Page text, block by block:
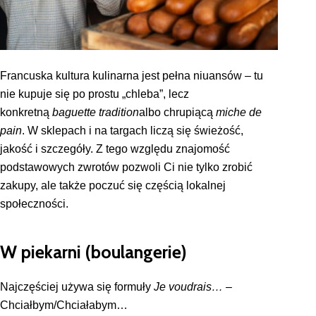
Francuska kultura kulinarna jest pełna niuansów – tu
nie kupuje się po prostu „chleba”, lecz
konkretną baguette traditionalbo chrupiącą miche de
pain. W sklepach i na targach liczą się świeżość,
jakość i szczegóły. Z tego względu znajomość
podstawowych zwrotów pozwoli Ci nie tylko zrobić
zakupy, ale także poczuć się częścią lokalnej
społeczności.
W piekarni (boulangerie)
Najczęściej używa się formuły Je voudrais… –
Chciałbym/Chciałabym…